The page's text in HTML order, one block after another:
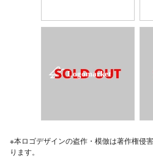
Logomarket
※本ロゴデザインの盗作・模倣は著作権侵
ります。